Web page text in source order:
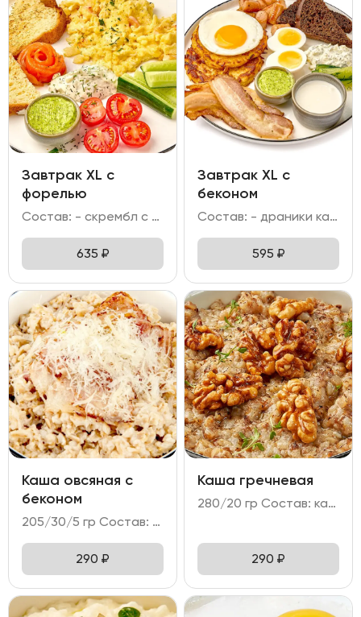
Завтрак XL c
форелью
Состав: - скрембл с креветкой; - форель слабо-соленая; - огурец свежий; помидоры Черри; - бриошь; - соус тар-тар; масло пряное.
635 ₽
Завтрак XL с
беконом
Состав: - драники картофельные; - яйцо отварное; яйцо жареное; - колбаска куриная гриль; бекон; - хлеб бородинский с клюквой; - битый огурец; - соус тар тар; майонез сметанковый; масло пряное.
595 ₽
Каша овсяная с
беконом
205/30/5 гр Состав: - каша овсяная; - бекон; - пармезан.
290 ₽
Каша гречневая
280/20 гр Состав: каша гречневая на топленом молоке с грецким орехом.
290 ₽